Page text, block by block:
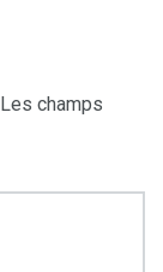
Les champs